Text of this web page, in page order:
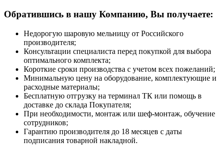
Обратившись в нашу Компанию, Вы получаете:
Недорогую шаровую мельницу от Российского
производителя;
Консультации специалиста перед покупкой для выбора
оптимального комплекта;
Короткие сроки производства с учетом всех пожеланий;
Минимальную цену на оборудование, комплектующие и
расходные материалы;
Бесплатную отгрузку на терминал ТК или помощь в
доставке до склада Покупателя;
При необходимости, монтаж или шеф-монтаж, обучение
сотрудников;
Гарантию производителя до 18 месяцев с даты
подписания товарной накладной.